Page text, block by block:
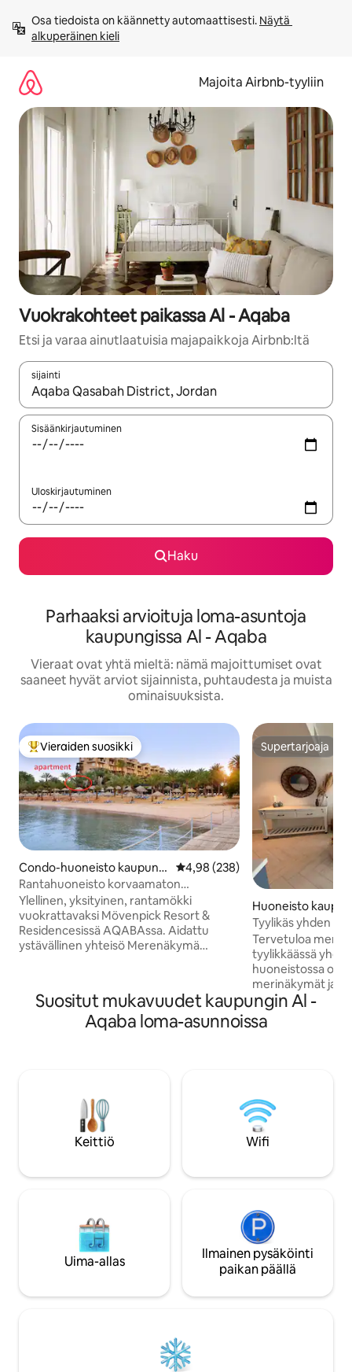
sisältö
väliin
Osa tiedoista on käännetty automaattisesti. Näytä
alkuperäinen kieli
Majoita Airbnb-tyyliin
Vuokrakohteet paikassa Al - Aqaba
Etsi ja varaa ainutlaatuisia majapaikkoja Airbnb:ltä
sijainti
Kun tulokset ovat saatavilla, navigoi ylös- ja alas-
Sisäänkirjautuminen
Uloskirjautuminen
Haku
Parhaaksi arvioituja loma-asuntoja
kaupungissa Al - Aqaba
Vieraat ovat yhtä mieltä: nämä majoittumiset ovat
saaneet hyvät arviot sijainnista, puhtaudesta ja muista
ominaisuuksista.
Vieraiden suosikkien parhaimmistoa
Vieraiden suosikki
Condo-huoneisto kaupungi
ssa Aqaba
Keskimääräinen arvio 4,98/5,
4,98 (238)
Rantahuoneisto korvaamaton
merinäköala
Ylellinen, yksityinen, rantamökki
vuokrattavaksi Mövenpick Resort &
Residencesissä AQABAssa. Aidattu
ystävällinen yhteisö Merenäkymä
2 kylpyhuonetta Noin 140 neliömetriä
Keskusilmastointi/lämmitys Uusi
parkettilattia Upotettu valaistus Uudet
pysäköintialueella ILMAINEN pääsy
terveyskeskukseen Kolme uima-allasta
(yksi lämmitetty) Kahdeksan ravintolaa ja
Supertarjoaja
Supertarjoaja
Huoneisto
Tyylikäs yhden
huoneisto
Tervetuloa
tyylikkäässä
huoneistossa on
merinäkymät ja
rannalle. Nauti
parvekkeella,
keittiössä ja
tunnelmaa,
Lyhyt
jossa voit nauttia
tai pelata golfia. 4 hengen huoneisto,
vuodesohva.
Suositut mukavuudet kaupungin Al -
Aqaba loma-asunnoissa
Keittiö Wifi
Uima-allas
Ilmainen pysäköinti
paikan päällä